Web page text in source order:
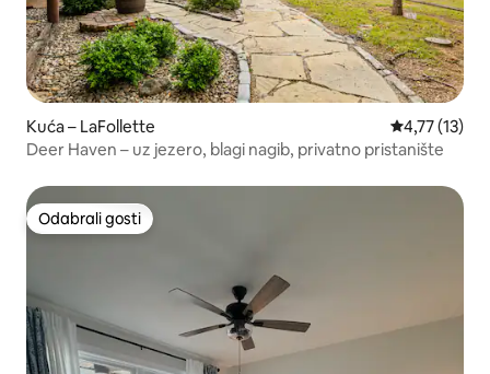
Kuća – LaFollette Prosječna
4,77 (13)
Deer Haven – uz jezero, blagi nagib, privatno pristanište
Odabrali gosti
Odabrali gosti